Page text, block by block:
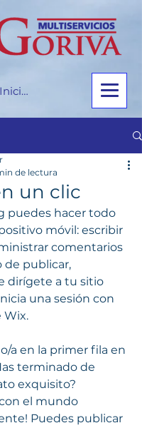
Iniciar sesión
un clic
de lectura
puedes hacer todo
móvil: escribir
comentarios
de publicar,
dirígete a tu sitio
una sesión con
Wix.
a en la primer fila en
terminado de
exquisito?
el mundo
Puedes publicar